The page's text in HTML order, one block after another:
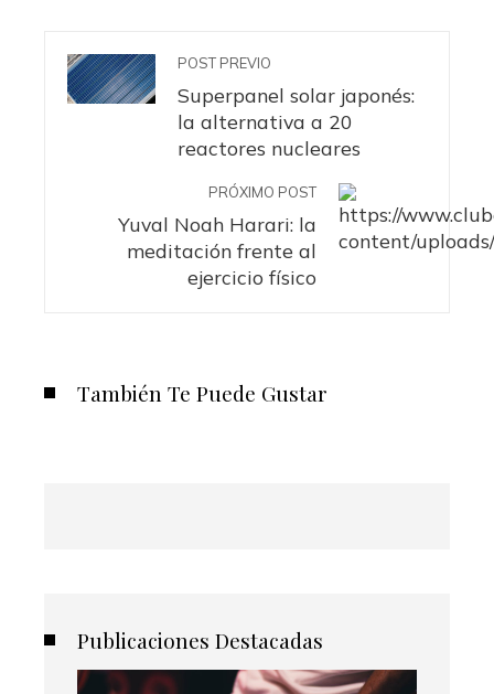
POST PREVIO
Superpanel solar japonés:
la alternativa a 20
reactores nucleares
PRÓXIMO POST
Yuval Noah Harari: la
meditación frente al
ejercicio físico
También Te Puede Gustar
Publicaciones Destacadas